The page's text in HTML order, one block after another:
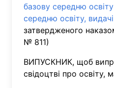
базову середню
середню освіту,
затвердженого
№ 811)
ВИПУСКНИК, щоб
свідоцтві про освіту,